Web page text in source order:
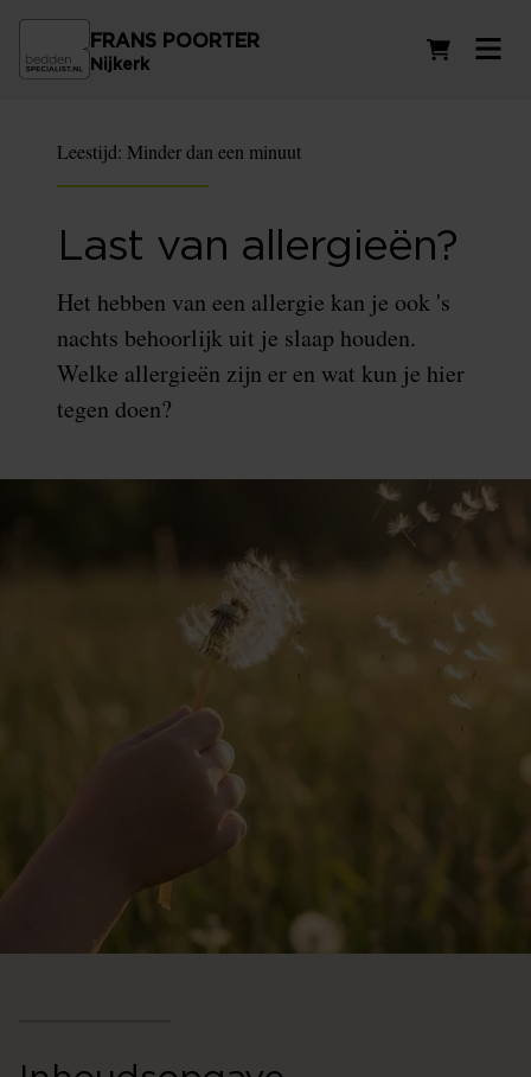
FRANS POORTER
Nijkerk
Leestijd: Minder dan een minuut
Last van allergieën?
Het hebben van een allergie kan je ook 's
nachts behoorlijk uit je slaap houden.
Welke allergieën zijn er en wat kun je hier
tegen doen?